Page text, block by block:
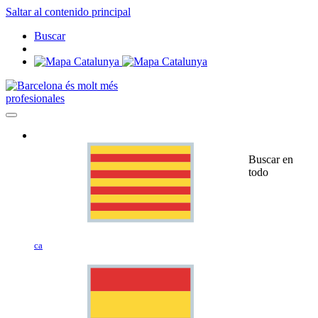
Saltar al contenido principal
Buscar
profesionales
ca
Buscar en
todo